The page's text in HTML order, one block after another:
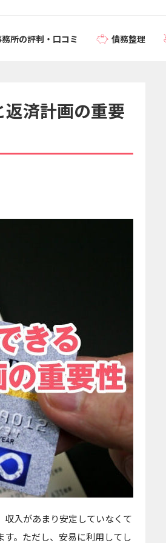
所の評判・口コミ 債務整理
返済計画の重要
収入があまり安定していなくて
。ただし、安易に利用してし